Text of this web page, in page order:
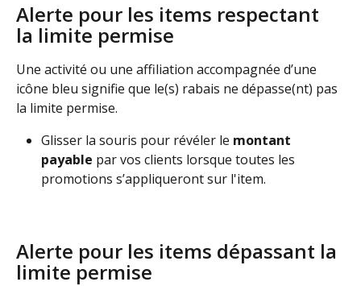
Alerte pour les items respectant
la limite permise
Une activité ou une affiliation accompagnée d’une
icône bleu signifie que le(s) rabais ne dépasse(nt) pas
la limite permise.
Glisser la souris pour révéler le montant
payable par vos clients lorsque toutes les
promotions s’appliqueront sur l'item.
Alerte pour les items dépassant la
limite permise